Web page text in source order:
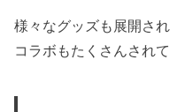
様々なグッズも展開さ
コラボもたくさんされ